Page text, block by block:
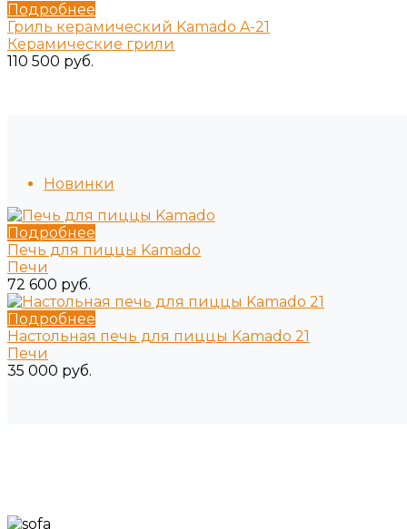
Подробнее
Гриль керамический Kamado A-21
Керамические грили
110 500 руб.
Новинки
Подробнее
Печь для пиццы Kamado
Печи
72 600 руб.
Подробнее
Настольная печь для пиццы Kamado 21
Печи
35 000 руб.